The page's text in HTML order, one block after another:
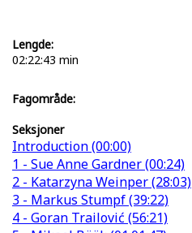
Lengde:
02:22:43 min
Fagområde:
Seksjoner
Introduction (00:00)
1 - Sue Anne Gardner (00:24)
2 - Katarzyna Weinper (28:03)
3 - Markus Stumpf (39:22)
4 - Goran Trailović (56:21)